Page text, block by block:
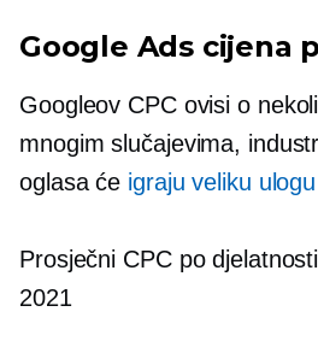
Google Ads cijena
Googleov CPC ovisi o
mnogim slučajevima,
oglasa će igraju veliku
Prosječni CPC po
2021